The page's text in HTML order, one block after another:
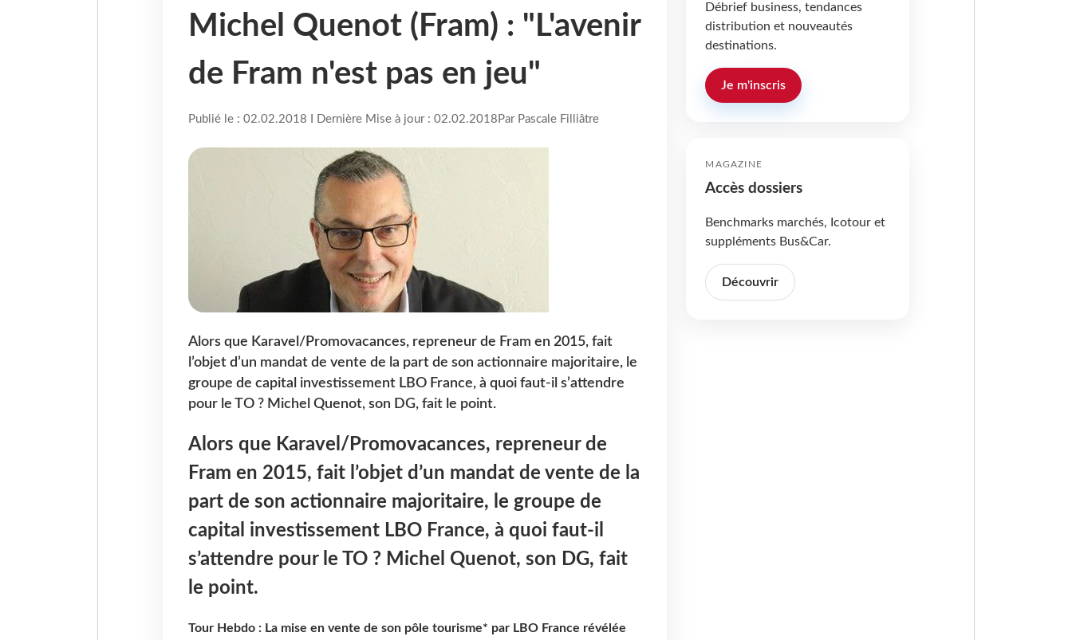
Michel Quenot (Fram) : "L'avenir
de Fram n'est pas en jeu"
Publié le : 02.02.2018 I Dernière Mise à jour : 02.02.2018 Par Pascale Filliâtre
Alors que Karavel/Promovacances, repreneur de Fram en 2015, fait
l’objet d’un mandat de vente de la part de son actionnaire majoritaire, le
groupe de capital investissement LBO France, à quoi faut-il s’attendre
pour le TO ? Michel Quenot, son DG, fait le point.
Alors que Karavel/Promovacances, repreneur de
Fram en 2015, fait l’objet d’un mandat de vente de la
part de son actionnaire majoritaire, le groupe de
capital investissement LBO France, à quoi faut-il
s’attendre pour le TO ? Michel Quenot, son DG, fait
le point.
Tour Hebdo : La mise en vente de son pôle tourisme* par LBO France révélée
Débrief business, tendances
distribution et nouveautés
destinations.
Je m'inscris
MAGAZINE
Accès dossiers
Benchmarks marchés, Icotour et
suppléments Bus&Car.
Découvrir